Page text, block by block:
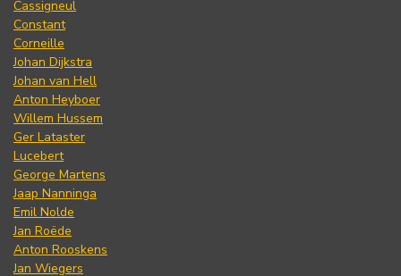
Cassigneul
Constant
Corneille
Johan Dijkstra
Johan van Hell
Anton Heyboer
Willem Hussem
Ger Lataster
Lucebert
George Martens
Jaap Nanninga
Emil Nolde
Jan Roëde
Anton Rooskens
Jan Wiegers